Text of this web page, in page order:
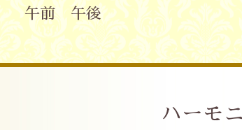
午前 午後
ハーモ